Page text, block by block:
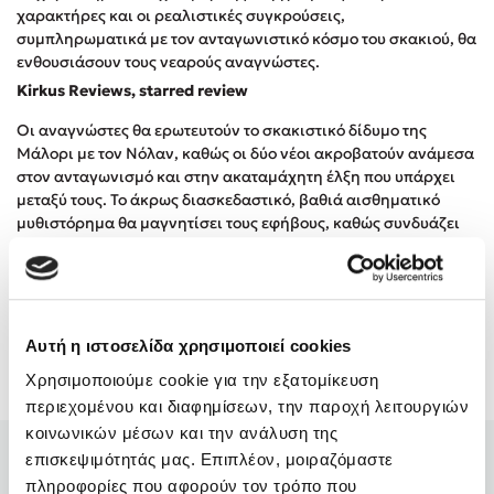
Αυτή η ιστοσελίδα χρησιμοποιεί cookies
Χρησιμοποιούμε cookie για την εξατομίκευση
περιεχομένου και διαφημίσεων, την παροχή λειτουργιών
κοινωνικών μέσων και την ανάλυση της
επισκεψιμότητάς μας. Επιπλέον, μοιραζόμαστε
πληροφορίες που αφορούν τον τρόπο που
Προσεχείς εκδηλώσεις
Η Δανάη Δεληγεώργη στον Πύργο Κύμης
Ο Κώστας Κρομμύδας στο Παλαιοχώρι Καλαμπάκας
Χαλκιδικής
Ο Στέφανος Ξενάκης στη Χίο
Ο Κώστας Κρομμύδας & η Μαρίνα Γιώτη στο 54o Φεστιβάλ
Βιβλίου στο Πεδίον του Άρεως
χαρακτήρες και οι ρεαλιστικές συγκρούσεις,
συμπληρωματικά με τον ανταγωνιστικό κόσμο του σκακιού, θα
ενθουσιάσουν τους νεαρούς αναγνώστες.
Kirkus Reviews, starred review
Οι αναγνώστες θα ερωτευτούν το σκακιστικό δίδυμο της
Μάλορι με τον Νόλαν, καθώς οι δύο νέοι ακροβατούν ανάμεσα
στον ανταγωνισμό και στην ακαταμάχητη έλξη που υπάρχει
μεταξύ τους. Το άκρως διασκεδαστικό, βαθιά αισθηματικό
μυθιστόρημα θα μαγνητίσει τους εφήβους, καθώς συνδυάζει
καθιστά πιόνια.
Booklist, starred review
Αξιολογήσεις
User/ 12-08-2025 (4)